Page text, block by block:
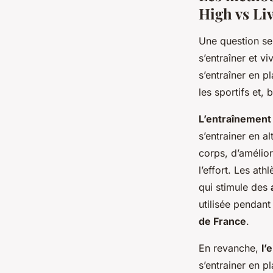
High vs
Une question
s’entraîner et
s’entraîner en
les sportifs et,
s’entrainer en
corps,
l’effort. Les
qui stimule des
utilisée
de France.
En revanche,
s’entrainer en